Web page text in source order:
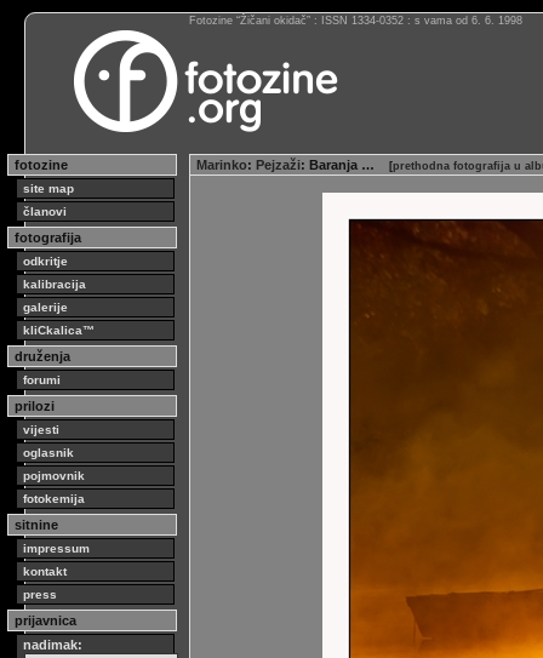
Fotozine “Žičani okidač” : ISSN 1334-0352 : s vama od 6. 6. 1998
fotozine
site map
članovi
fotografija
odkritje
kalibracija
galerije
kliCkalica™
druženja
forumi
prilozi
vijesti
oglasnik
pojmovnik
fotokemija
sitnine
impressum
kontakt
press
prijavnica
nadimak:
Marinko: Pejzaži: Baranja … [prethodna fotografija u